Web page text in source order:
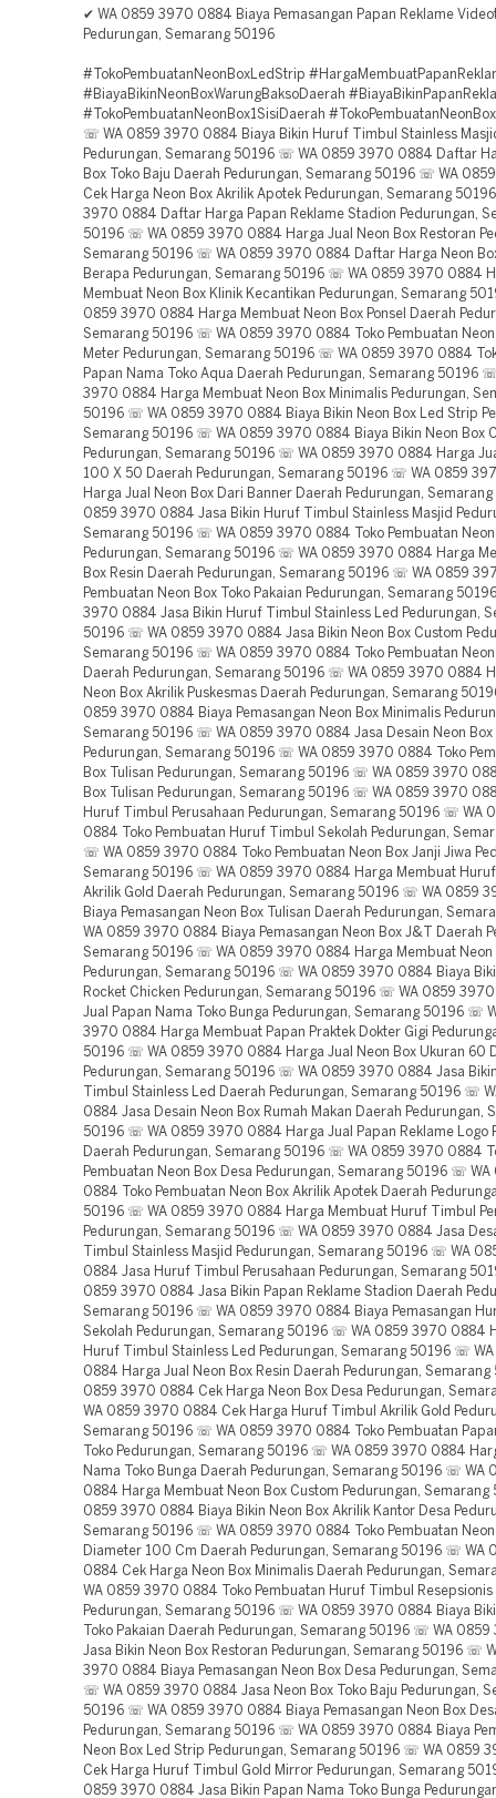
✔ WA 0859 3970 0884 Biaya Pemasangan Papan Reklame
Pedurungan, Semarang 50196
#TokoPembuatanNeonBoxLedStrip
#BiayaBikinNeonBoxWarungBaksoDaerah
#TokoPembuatanNeonBox1SisiDaerah
☏ WA 0859 3970 0884 Biaya Bikin Huruf Timbul Stainless
Pedurungan, Semarang 50196 ☏ WA 0859 3970 0884 Daftar
Box Toko Baju Daerah Pedurungan, Semarang 50196 ☏ WA
Cek Harga Neon Box Akrilik Apotek Pedurungan, Semarang
3970 0884 Daftar Harga Papan Reklame Stadion Pedurungan,
50196 ☏ WA 0859 3970 0884 Harga Jual Neon Box Restoran
Semarang 50196 ☏ WA 0859 3970 0884 Daftar Harga Neon
Berapa Pedurungan, Semarang 50196 ☏ WA 0859 3970 0884
Membuat Neon Box Klinik Kecantikan Pedurungan, Semarang
0859 3970 0884 Harga Membuat Neon Box Ponsel Daerah
Semarang 50196 ☏ WA 0859 3970 0884 Toko Pembuatan Neon
Meter Pedurungan, Semarang 50196 ☏ WA 0859 3970 0884
Papan Nama Toko Aqua Daerah Pedurungan, Semarang 50196
3970 0884 Harga Membuat Neon Box Minimalis Pedurungan,
50196 ☏ WA 0859 3970 0884 Biaya Bikin Neon Box Led Strip
Semarang 50196 ☏ WA 0859 3970 0884 Biaya Bikin Neon Box
Pedurungan, Semarang 50196 ☏ WA 0859 3970 0884 Harga
100 X 50 Daerah Pedurungan, Semarang 50196 ☏ WA 0859
Harga Jual Neon Box Dari Banner Daerah Pedurungan,
0859 3970 0884 Jasa Bikin Huruf Timbul Stainless Masjid
Semarang 50196 ☏ WA 0859 3970 0884 Toko Pembuatan Neon
Pedurungan, Semarang 50196 ☏ WA 0859 3970 0884 Harga
Box Resin Daerah Pedurungan, Semarang 50196 ☏ WA 0859
Pembuatan Neon Box Toko Pakaian Pedurungan, Semarang
3970 0884 Jasa Bikin Huruf Timbul Stainless Led Pedurungan,
50196 ☏ WA 0859 3970 0884 Jasa Bikin Neon Box Custom
Semarang 50196 ☏ WA 0859 3970 0884 Toko Pembuatan Neon
Daerah Pedurungan, Semarang 50196 ☏ WA 0859 3970 0884
Neon Box Akrilik Puskesmas Daerah Pedurungan, Semarang
0859 3970 0884 Biaya Pemasangan Neon Box Minimalis
Semarang 50196 ☏ WA 0859 3970 0884 Jasa Desain Neon Box
Pedurungan, Semarang 50196 ☏ WA 0859 3970 0884 Toko
Box Tulisan Pedurungan, Semarang 50196 ☏ WA 0859 3970
Box Tulisan Pedurungan, Semarang 50196 ☏ WA 0859 3970
Huruf Timbul Perusahaan Pedurungan, Semarang 50196 ☏ WA
0884 Toko Pembuatan Huruf Timbul Sekolah Pedurungan,
☏ WA 0859 3970 0884 Toko Pembuatan Neon Box Janji Jiwa
Semarang 50196 ☏ WA 0859 3970 0884 Harga Membuat
Akrilik Gold Daerah Pedurungan, Semarang 50196 ☏ WA 0859
Biaya Pemasangan Neon Box Tulisan Daerah Pedurungan,
WA 0859 3970 0884 Biaya Pemasangan Neon Box J&T Daerah
Semarang 50196 ☏ WA 0859 3970 0884 Harga Membuat Neon
Pedurungan, Semarang 50196 ☏ WA 0859 3970 0884 Biaya
Rocket Chicken Pedurungan, Semarang 50196 ☏ WA 0859
Jual Papan Nama Toko Bunga Pedurungan, Semarang 50196 ☏
3970 0884 Harga Membuat Papan Praktek Dokter Gigi
50196 ☏ WA 0859 3970 0884 Harga Jual Neon Box Ukuran 60
Pedurungan, Semarang 50196 ☏ WA 0859 3970 0884 Jasa
Timbul Stainless Led Daerah Pedurungan, Semarang 50196 ☏
0884 Jasa Desain Neon Box Rumah Makan Daerah Pedurungan,
50196 ☏ WA 0859 3970 0884 Harga Jual Papan Reklame Logo
Daerah Pedurungan, Semarang 50196 ☏ WA 0859 3970 0884
Pembuatan Neon Box Desa Pedurungan, Semarang 50196 ☏
0884 Toko Pembuatan Neon Box Akrilik Apotek Daerah
50196 ☏ WA 0859 3970 0884 Harga Membuat Huruf Timbul
Pedurungan, Semarang 50196 ☏ WA 0859 3970 0884 Jasa
Timbul Stainless Masjid Pedurungan, Semarang 50196 ☏ WA
0884 Jasa Huruf Timbul Perusahaan Pedurungan, Semarang
0859 3970 0884 Jasa Bikin Papan Reklame Stadion Daerah
Semarang 50196 ☏ WA 0859 3970 0884 Biaya Pemasangan
Sekolah Pedurungan, Semarang 50196 ☏ WA 0859 3970 0884
Huruf Timbul Stainless Led Pedurungan, Semarang 50196 ☏
0884 Harga Jual Neon Box Resin Daerah Pedurungan,
0859 3970 0884 Cek Harga Neon Box Desa Pedurungan,
WA 0859 3970 0884 Cek Harga Huruf Timbul Akrilik Gold
Semarang 50196 ☏ WA 0859 3970 0884 Toko Pembuatan
Toko Pedurungan, Semarang 50196 ☏ WA 0859 3970 0884
Nama Toko Bunga Daerah Pedurungan, Semarang 50196 ☏ WA
0884 Harga Membuat Neon Box Custom Pedurungan,
0859 3970 0884 Biaya Bikin Neon Box Akrilik Kantor Desa
Semarang 50196 ☏ WA 0859 3970 0884 Toko Pembuatan Neon
Diameter 100 Cm Daerah Pedurungan, Semarang 50196 ☏ WA
0884 Cek Harga Neon Box Minimalis Daerah Pedurungan,
WA 0859 3970 0884 Toko Pembuatan Huruf Timbul Resepsionis
Pedurungan, Semarang 50196 ☏ WA 0859 3970 0884 Biaya
Toko Pakaian Daerah Pedurungan, Semarang 50196 ☏ WA
Jasa Bikin Neon Box Restoran Pedurungan, Semarang 50196 ☏
3970 0884 Biaya Pemasangan Neon Box Desa Pedurungan,
☏ WA 0859 3970 0884 Jasa Neon Box Toko Baju Pedurungan,
50196 ☏ WA 0859 3970 0884 Biaya Pemasangan Neon Box
Pedurungan, Semarang 50196 ☏ WA 0859 3970 0884 Biaya
Neon Box Led Strip Pedurungan, Semarang 50196 ☏ WA 0859
Cek Harga Huruf Timbul Gold Mirror Pedurungan, Semarang
0859 3970 0884 Jasa Bikin Papan Nama Toko Bunga